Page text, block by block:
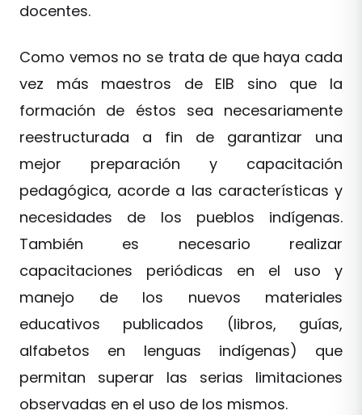
docentes.
Como vemos no se trata de que haya cada
vez más maestros de EIB sino que la
formación de éstos sea necesariamente
reestructurada a fin de garantizar una
mejor preparación y capacitación
pedagógica, acorde a las características y
necesidades de los pueblos indígenas.
También es necesario realizar
capacitaciones periódicas en el uso y
manejo de los nuevos materiales
educativos publicados (libros, guías,
alfabetos en lenguas indígenas) que
permitan superar las serias limitaciones
observadas en el uso de los mismos.